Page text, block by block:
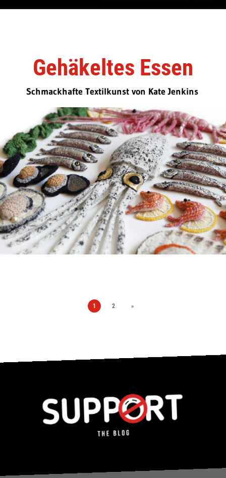
Gehäkeltes Essen
Schmackhafte Textilkunst von Kate Jenkins
1 2 »